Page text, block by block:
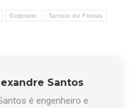
Golpismo Tarcisio de Freitas
Santos
é engenheiro e